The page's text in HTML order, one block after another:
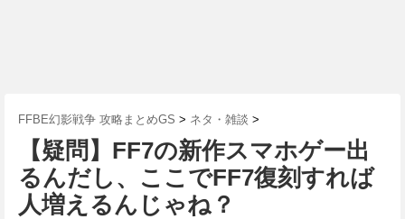
FFBE幻影戦争 攻略まとめGS > ネタ・雑談 >
【疑問】FF7の新作スマホゲー出
るんだし、ここでFF7復刻すれば
人増えるんじゃね？